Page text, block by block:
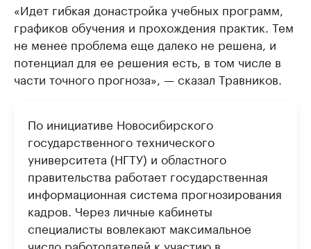
«Идет гибкая донастройка учебных программ,
графиков обучения и прохождения практик. Тем
не менее проблема еще далеко не решена, и
потенциал для ее решения есть, в том числе в
части точного прогноза», — сказал Травников.
По инициативе Новосибирского
государственного технического
университета (НГТУ) и областного
правительства работает государственная
информационная система прогнозирования
кадров. Через личные кабинеты
специалисты вовлекают максимальное
число работодателей к участию в